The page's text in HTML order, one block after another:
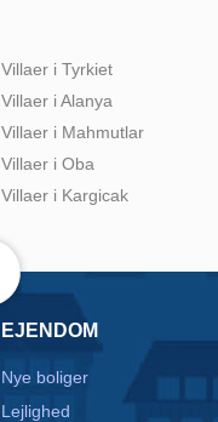
Villaer i Tyrkiet
Villaer i Alanya
Villaer i Mahmutlar
Villaer i Oba
Villaer i Kargicak
EJENDOM
Nye boliger
Lejlighed